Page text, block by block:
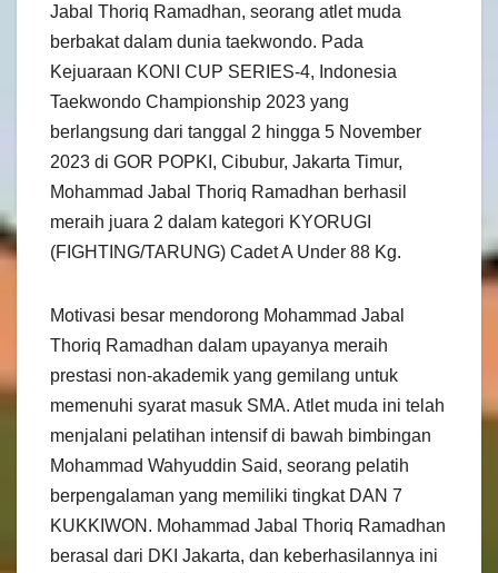
Jabal Thoriq Ramadhan, seorang atlet muda
berbakat dalam dunia taekwondo. Pada
Kejuaraan KONI CUP SERIES-4, Indonesia
Taekwondo Championship 2023 yang
berlangsung dari tanggal 2 hingga 5 November
2023 di GOR POPKI, Cibubur, Jakarta Timur,
Mohammad Jabal Thoriq Ramadhan berhasil
meraih juara 2 dalam kategori KYORUGI
(FIGHTING/TARUNG) Cadet A Under 88 Kg.
Motivasi besar mendorong Mohammad Jabal
Thoriq Ramadhan dalam upayanya meraih
prestasi non-akademik yang gemilang untuk
memenuhi syarat masuk SMA. Atlet muda ini telah
menjalani pelatihan intensif di bawah bimbingan
Mohammad Wahyuddin Said, seorang pelatih
berpengalaman yang memiliki tingkat DAN 7
KUKKIWON. Mohammad Jabal Thoriq Ramadhan
berasal dari DKI Jakarta, dan keberhasilannya ini